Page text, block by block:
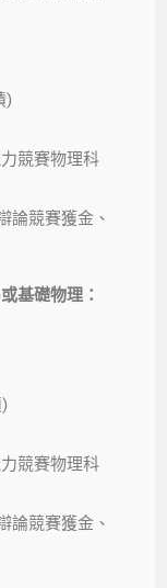
)
競賽物理科
論競賽獲金、
或基礎物理：
)
競賽物理科
論競賽獲金、